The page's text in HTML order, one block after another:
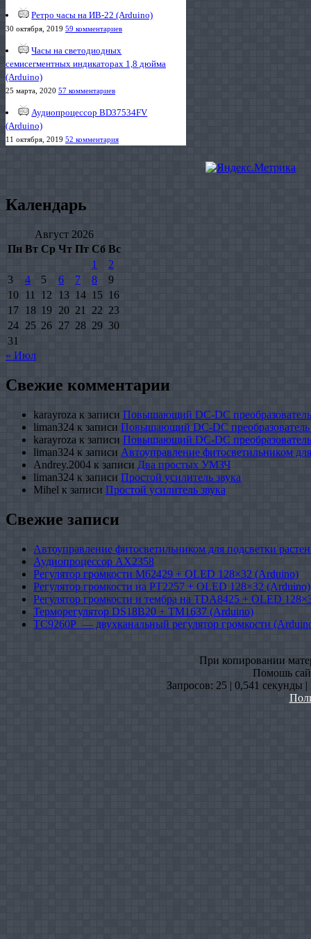
Ретро часы на ИВ-22 (Arduino)
30 октября, 2019 59 комментариев
Часы на светодиодных
семисегментных индикаторах 1,8 дюйма
(Arduino)
25 марта, 2020 57 комментариев
Аудиопроцессор BD37534FV
(Arduino)
11 октября, 2019 52 комментария
Календарь
Август 2026
Пн Вт Ср Чт Пт Сб Вс
1
2
3
4 5 6 7 8
9
10 11 12 13 14 15 16
17 18 19 20 21 22 23
24 25 26 27 28 29 30
31
« Июл
Свежие комментарии
karayroza к записи Повышающий DC-DC
liman324 к записи Повышающий DC-DC
karayroza к записи Повышающий DC-DC
liman324 к записи Автоуправление фитосветильником
Andrey.2004 к записи Два простых УМЗЧ
liman324 к записи Простой усилитель звука
Mihel к записи Простой усилитель звука
Свежие записи
Автоуправление фитосветильником для подсветки
Аудиопроцессор AX2358
Регулятор громкости M62429 + OLED 128×32 (Arduino)
Регулятор громкости на PT2257 + OLED 128×32 (Arduino)
Регулятор громкости и тембра на TDA8425 + OLED
Терморегулятор DS18B20 + TM1637 (Arduino)
TC9260P — двухканальный регулятор громкости
При копировании
Помошь
Запросов: 25 | 0,541 секунды